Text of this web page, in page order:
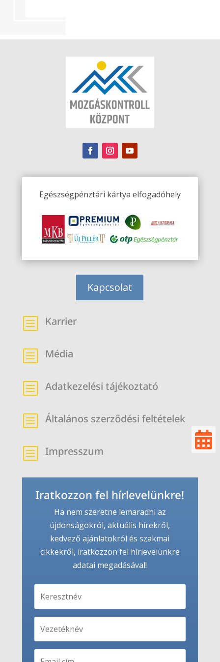
Egészségpénztári kártya elfogadóhely
Kapcsolat
b Karrier
b Média
b Adatkezelési tájékoztató
b Általános szerződési feltételek
b Impresszum
Iratkozzon fel hírlevelünkre!
Ha nem szeretne lemaradni az
újdonságokról, aktuális hírekről,
kedvező ajánlatokról és szakmai
cikkekről, iratkozzon fel hírlevelünkre
adatai megadásával!
